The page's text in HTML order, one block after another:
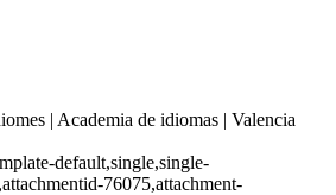
| Academia de idiomas | Valencia
default,single,single-
76075,attachment-